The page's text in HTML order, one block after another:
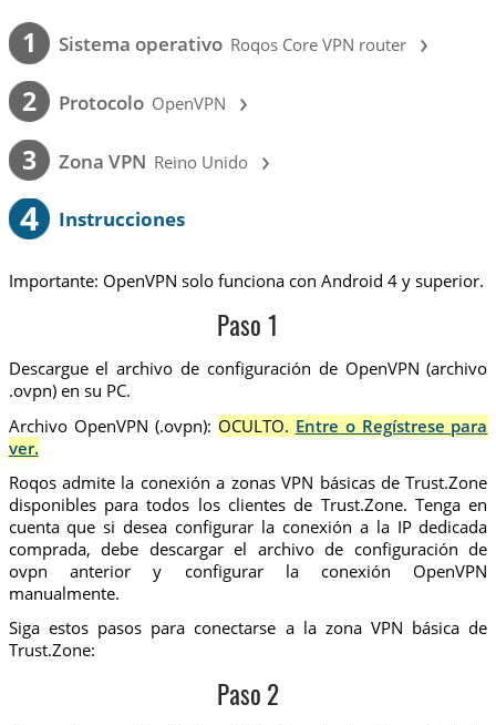
1 Sistema operativo Roqos Core VPN router ›
2 Protocolo OpenVPN ›
3 Zona VPN Reino Unido ›
4 Instrucciones
Importante: OpenVPN solo funciona con Android 4 y superior.
Paso 1
Descargue el archivo de configuración de OpenVPN (archivo
.ovpn) en su PC.
Archivo OpenVPN (.ovpn): OCULTO. Entre o Regístrese para
ver.
Roqos admite la conexión a zonas VPN básicas de Trust.Zone
disponibles para todos los clientes de Trust.Zone. Tenga en
cuenta que si desea configurar la conexión a la IP dedicada
comprada, debe descargar el archivo de configuración de
ovpn anterior y configurar la conexión OpenVPN
manualmente.
Siga estos pasos para conectarse a la zona VPN básica de
Trust.Zone:
Paso 2